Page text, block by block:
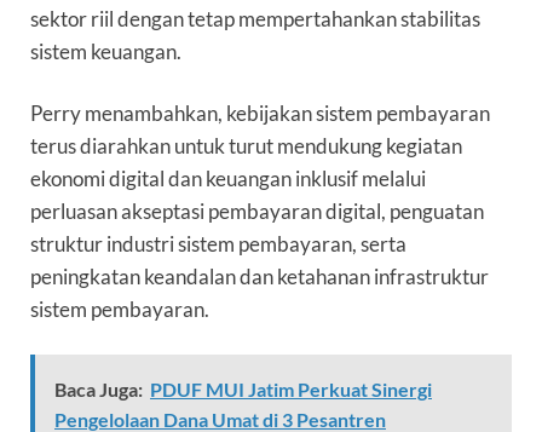
sektor riil dengan tetap mempertahankan stabilitas
sistem keuangan.
Perry menambahkan, kebijakan sistem pembayaran
terus diarahkan untuk turut mendukung kegiatan
ekonomi digital dan keuangan inklusif melalui
perluasan akseptasi pembayaran digital, penguatan
struktur industri sistem pembayaran, serta
peningkatan keandalan dan ketahanan infrastruktur
sistem pembayaran.
Baca Juga: PDUF MUI Jatim Perkuat Sinergi
Pengelolaan Dana Umat di 3 Pesantren